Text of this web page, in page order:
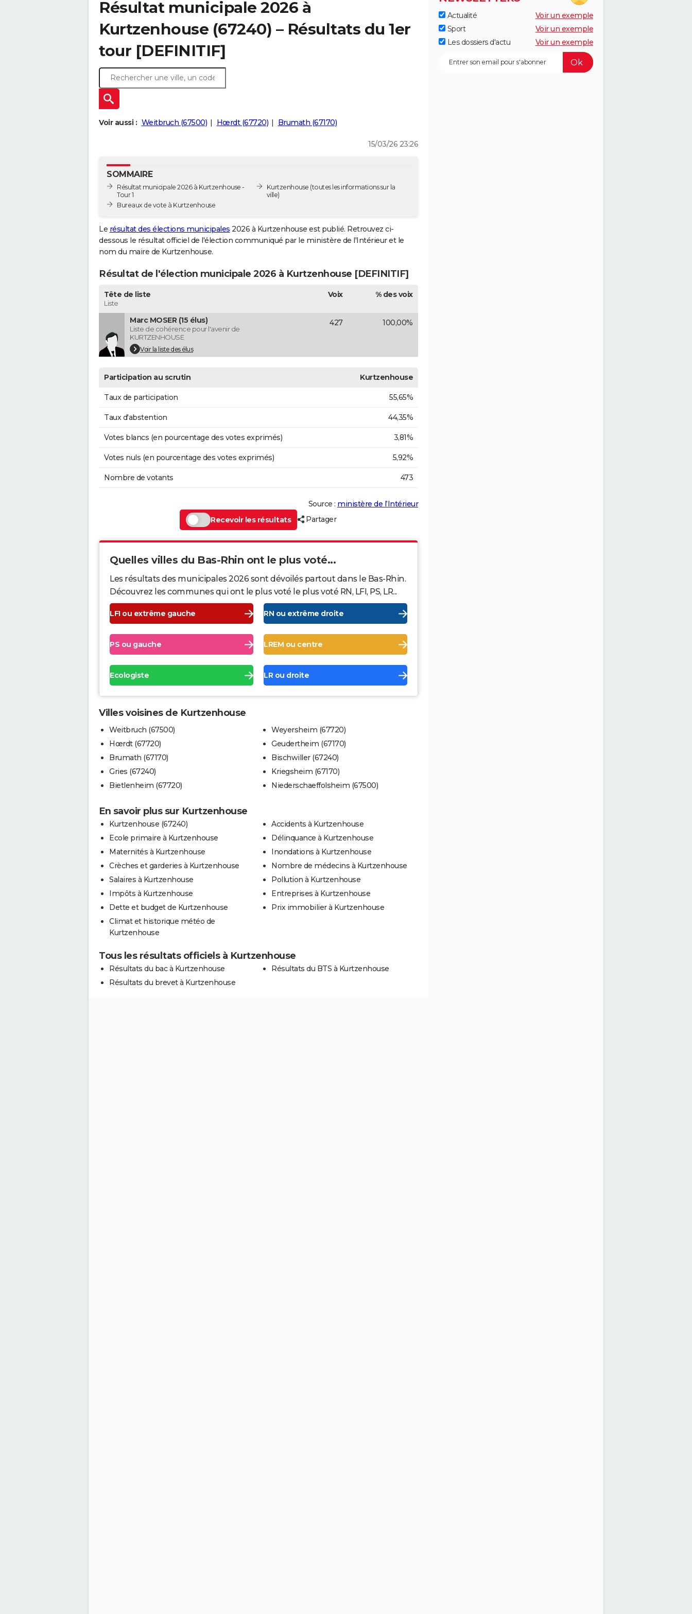
Résultat municipale 2026 à
Kurtzenhouse (67240) – Résultats du 1er
tour [DEFINITIF]
Voir aussi : Weitbruch (67500) Hœrdt (67720) Brumath (67170)
15/03/26 23:26
SOMMAIRE
Résultat municipale 2026 à Kurtzenhouse -
Tour 1
Bureaux de vote à Kurtzenhouse
Kurtzenhouse (toutes les informations sur la
ville)
Le résultat des élections municipales 2026 à Kurtzenhouse est publié. Retrouvez ci-
dessous le résultat officiel de l'élection communiqué par le ministère de l'Intérieur et le
nom du maire de Kurtzenhouse.
Résultat de l'élection municipale 2026 à Kurtzenhouse [DEFINITIF]
Tête de liste
Liste
Voix % des voix
Marc MOSER (15 élus)
Liste de cohérence pour l'avenir de
KURTZENHOUSE
Voir la liste des élus
427 100,00%
Participation au scrutin Kurtzenhouse
Taux de participation 55,65%
Taux d'abstention 44,35%
Votes blancs (en pourcentage des votes exprimés) 3,81%
Votes nuls (en pourcentage des votes exprimés) 5,92%
Nombre de votants 473
Source : ministère de l’Intérieur
Recevoir les résultats
Partager
Quelles villes du Bas-Rhin ont le plus voté...
Les résultats des municipales 2026 sont dévoilés partout dans le Bas-Rhin.
Découvrez les communes qui ont le plus voté le plus voté RN, LFI, PS, LR...
LFI ou extrême gauche RN ou extrême droite
PS ou gauche LREM ou centre
Ecologiste LR ou droite
Villes voisines de Kurtzenhouse
Weitbruch (67500)
Hœrdt (67720)
Brumath (67170)
Gries (67240)
Bietlenheim (67720)
Weyersheim (67720)
Geudertheim (67170)
Bischwiller (67240)
Kriegsheim (67170)
Niederschaeffolsheim (67500)
En savoir plus sur Kurtzenhouse
Kurtzenhouse (67240)
Ecole primaire à Kurtzenhouse
Maternités à Kurtzenhouse
Crèches et garderies à Kurtzenhouse
Salaires à Kurtzenhouse
Impôts à Kurtzenhouse
Dette et budget de Kurtzenhouse
Climat et historique météo de
Kurtzenhouse
Accidents à Kurtzenhouse
Délinquance à Kurtzenhouse
Inondations à Kurtzenhouse
Nombre de médecins à Kurtzenhouse
Pollution à Kurtzenhouse
Entreprises à Kurtzenhouse
Prix immobilier à Kurtzenhouse
Tous les résultats officiels à Kurtzenhouse
Résultats du bac à Kurtzenhouse
Résultats du brevet à Kurtzenhouse
Résultats du BTS à Kurtzenhouse
Actualité
Voir un exemple
Sport
Voir un exemple
Les dossiers d'actu
Voir un exemple